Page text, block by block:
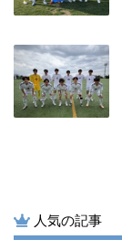
人気の記事